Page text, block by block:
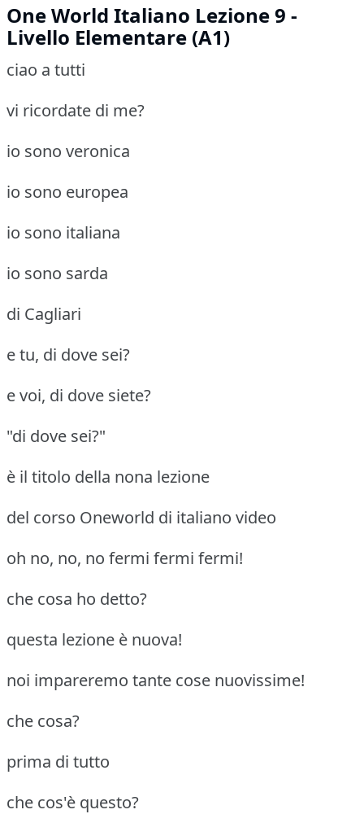
One World Italiano Lezione 9 -
Livello Elementare (A1)
ciao a tutti
vi ricordate di me?
io sono veronica
io sono europea
io sono italiana
io sono sarda
di Cagliari
e tu, di dove sei?
e voi, di dove siete?
"di dove sei?"
è il titolo della nona lezione
del corso Oneworld di italiano video
oh no, no, no fermi fermi fermi!
che cosa ho detto?
questa lezione è nuova!
noi impareremo tante cose nuovissime!
che cosa?
prima di tutto
che cos'è questo?